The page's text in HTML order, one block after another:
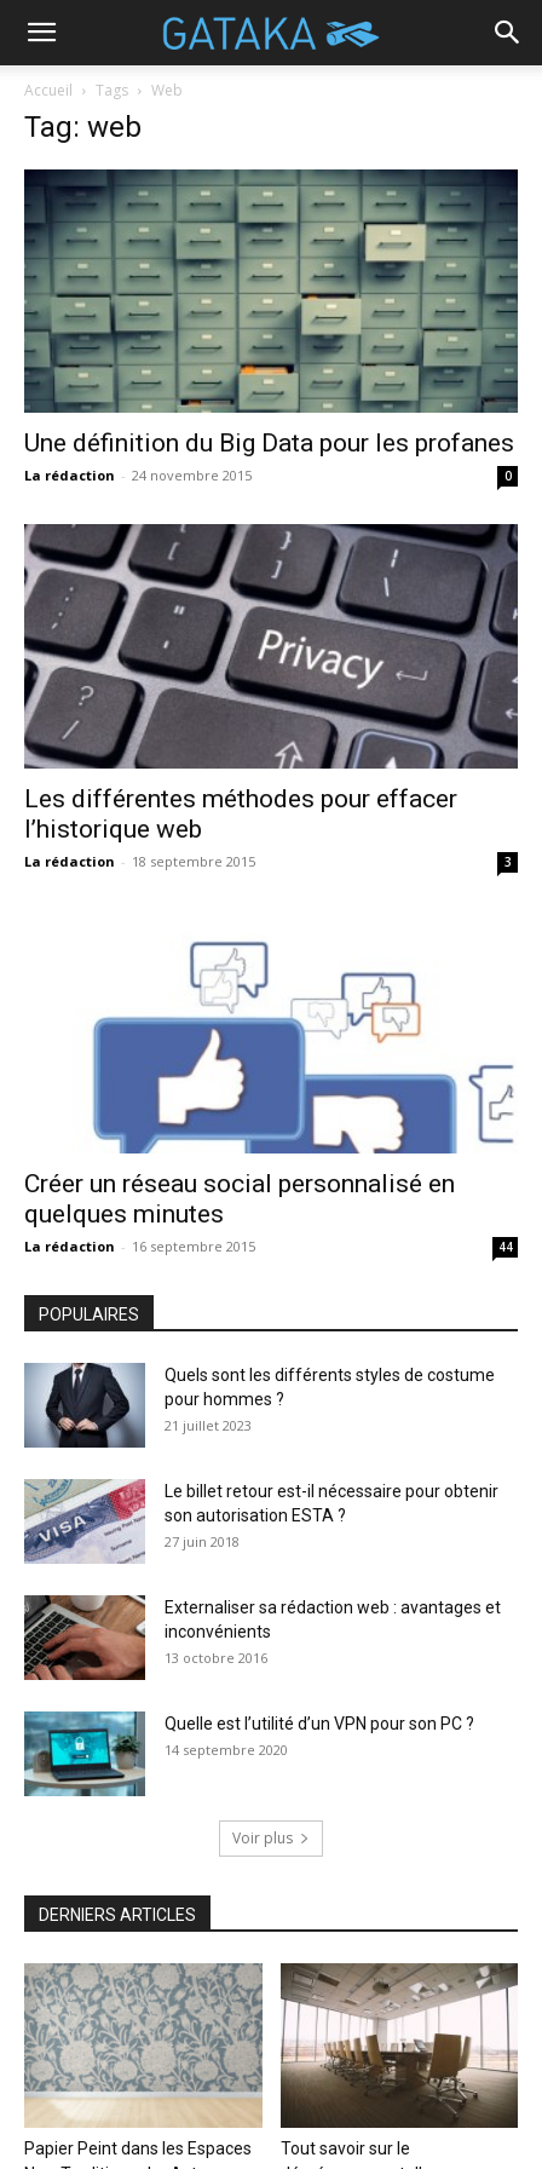
Accueil Tags Web
Tag: web
Une définition du Big Data pour les profanes
La rédaction - 24 novembre 2015 0
Les différentes méthodes pour effacer
l’historique web
La rédaction - 18 septembre 2015 3
Créer un réseau social personnalisé en
quelques minutes
La rédaction - 16 septembre 2015 44
POPULAIRES
Quels sont les différents styles de costume
pour hommes ?
21 juillet 2023
Le billet retour est-il nécessaire pour obtenir
son autorisation ESTA ?
27 juin 2018
Externaliser sa rédaction web : avantages et
inconvénients
13 octobre 2016
Quelle est l’utilité d’un VPN pour son PC ?
14 septembre 2020
Voir plus
DERNIERS ARTICLES
Papier Peint dans les Espaces
Tout savoir sur le